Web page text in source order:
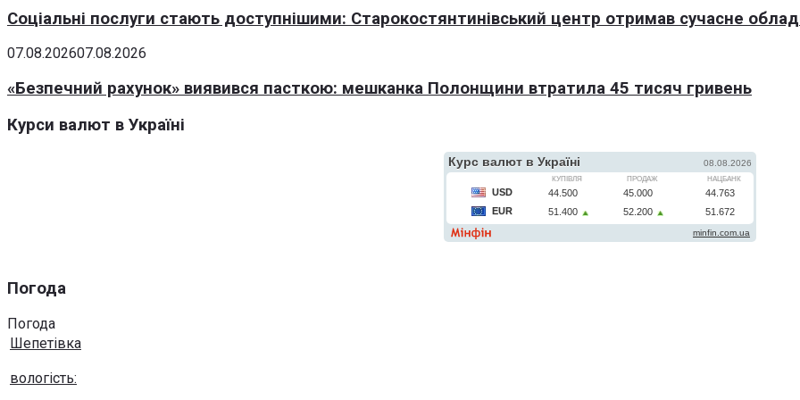
Соціальні послуги стають доступнішими: Старокостянтинівський центр отримав сучасне
07.08.202607.08.2026
«Безпечний рахунок» виявився пасткою: мешканка Полонщини втратила 45 тисяч гривень
Курси валют в Україні
Погода
Погода
Шепетівка
вологість: